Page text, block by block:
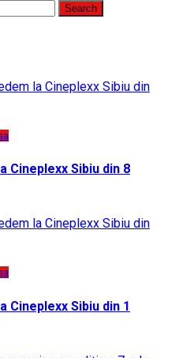
Cineplexx Sibiu din 8
Cineplexx Sibiu din 1